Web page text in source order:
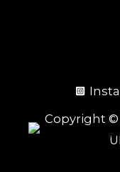
Copyright ©